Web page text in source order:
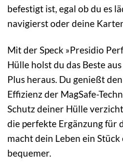
befestigt ist, egal ob du es
navigierst oder deine
Mit der Speck »Presidio
Hülle holst du das Beste
Plus heraus. Du genießt
Effizienz der MagSafe-
Schutz deiner Hülle
die perfekte Ergänzung für
macht dein Leben ein
bequemer.